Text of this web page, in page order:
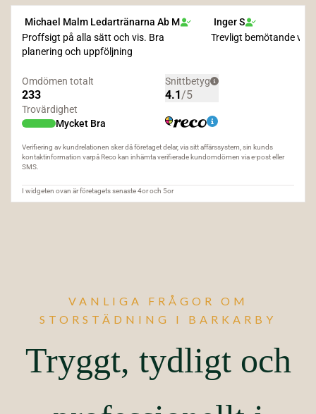
VANLIGA FRÅGOR OM
STORSTÄDNING I BARKARBY
Tryggt, tydligt och